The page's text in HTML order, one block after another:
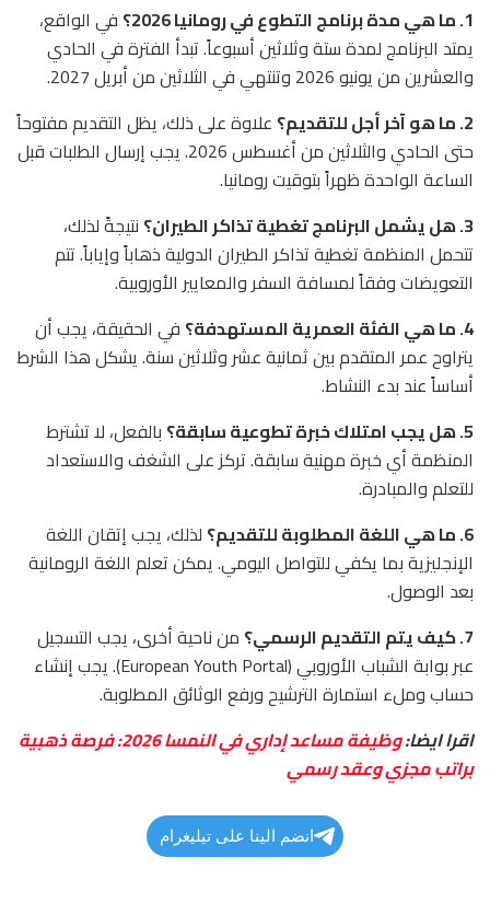
1. ما هي مدة برنامج التطوع في رومانيا 2026؟
في الواقع،
يمتد البرنامج لمدة ستة وثلاثين أسبوعاً. تبدأ الفترة في الحادي
والعشرين من يونيو 2026 وتنتهي في الثلاثين من أبريل 2027.
2. ما هو آخر أجل للتقديم؟
علاوة على ذلك، يظل التقديم مفتوحاً
حتى الحادي والثلاثين من أغسطس 2026. يجب إرسال الطلبات قبل
الساعة الواحدة ظهراً بتوقيت رومانيا.
3. هل يشمل البرنامج تغطية تذاكر الطيران؟
نتيجةً لذلك،
تتحمل المنظمة تغطية تذاكر الطيران الدولية ذهاباً وإياباً. تتم
التعويضات وفقاً لمسافة السفر والمعايير الأوروبية.
4. ما هي الفئة العمرية المستهدفة؟
في الحقيقة، يجب أن
يتراوح عمر المتقدم بين ثمانية عشر وثلاثين سنة. يشكل هذا الشرط
أساساً عند بدء النشاط.
5. هل يجب امتلاك خبرة تطوعية سابقة؟
بالفعل، لا تشترط
المنظمة أي خبرة مهنية سابقة. تركز على الشغف والاستعداد
للتعلم والمبادرة.
6. ما هي اللغة المطلوبة للتقديم؟
لذلك، يجب إتقان اللغة
الإنجليزية بما يكفي للتواصل اليومي. يمكن تعلم اللغة الرومانية
بعد الوصول.
7. كيف يتم التقديم الرسمي؟
من ناحية أخرى، يجب التسجيل
عبر بوابة الشباب الأوروبي (European Youth Portal). يجب إنشاء
حساب وملء استمارة الترشيح ورفع الوثائق المطلوبة.
اقرا ايضا:
وظيفة مساعد إداري في النمسا 2026: فرصة ذهبية
براتب مجزي وعقد رسمي
انضم الينا على تيليغرام